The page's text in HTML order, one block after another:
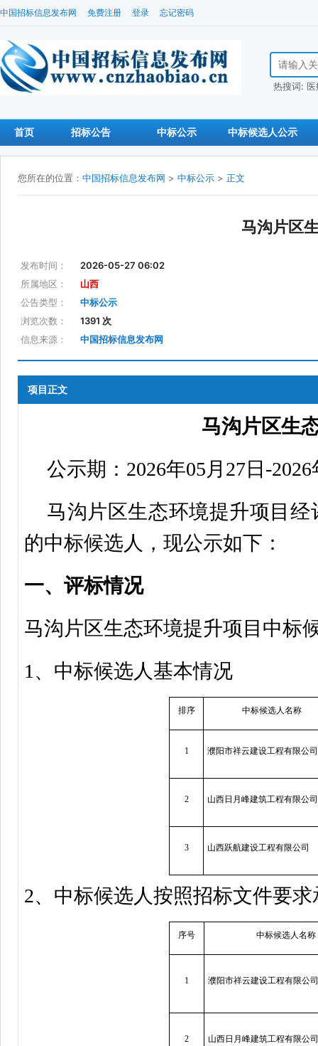
中国招标信息发布网 免费注册 登录 忘记密码
搜索招标信
热搜词:
首页 招标公告 中标公示 中标候选人公示
您所在的位置： 中国招标信息发布网 > 中标公示 > 正文
马沟片区
发布时间：
2026-05-27 06:02
所属地区：
山西
公告类型：
中标公示
浏览次数：
1391 次
信息来源：
中国招标信息发布网
项目正文